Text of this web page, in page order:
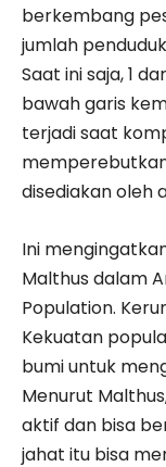
berkembang
jumlah
Saat ini saja, 1
bawah garis
terjadi saat
disediakan oleh
Ini
Malthus dalam
Population.
Kekuatan
bumi untuk
Menurut
aktif dan bisa
jahat itu bisa